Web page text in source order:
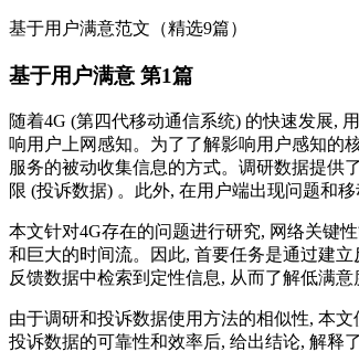
基于用户满意范文（精选9篇）
基于用户满意 第1篇
随着4G (第四代移动通信系统) 的快速发展,
响用户上网感知。为了了解影响用户感知的
服务的被动收集信息的方式。调研数据提供
限 (投诉数据) 。此外, 在用户端出现问题和
本文针对4G存在的问题进行研究, 网络关键
和巨大的时间流。因此, 首要任务是通过建
反馈数据中检索到定性信息, 从而了解低满
由于调研和投诉数据使用方法的相似性, 本
投诉数据的可靠性和效率后, 给出结论, 解释